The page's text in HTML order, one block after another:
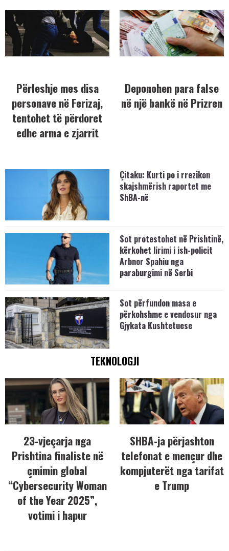
Përleshje mes disa
personave në Ferizaj,
tentohet të përdoret
edhe arma e zjarrit
Deponohen para false
në një bankë në Prizren
Çitaku: Kurti po i rrezikon
skajshmërish raportet me
ShBA-në
Sot protestohet në Prishtinë,
kërkohet lirimi i ish-policit
Arbnor Spahiu nga
paraburgimi në Serbi
Sot përfundon masa e
përkohshme e vendosur nga
Gjykata Kushtetuese
TEKNOLOGJI
23-vjeçarja nga
Prishtina finaliste në
çmimin global
“Cybersecurity Woman
of the Year 2025”,
votimi i hapur
SHBA-ja përjashton
telefonat e mençur dhe
kompjuterët nga tarifat
e Trump